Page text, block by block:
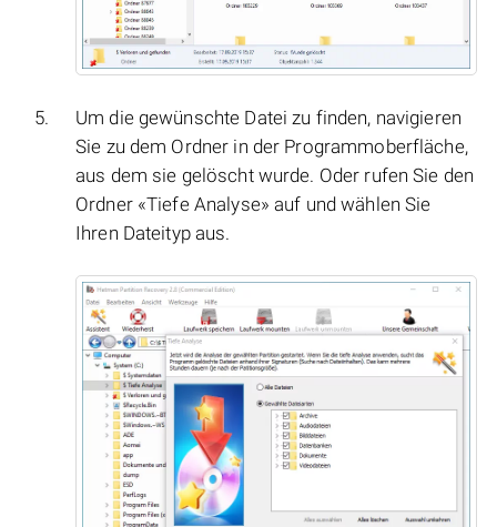
Um die gewünschte Datei zu finden, navigieren
Sie zu dem Ordner in der Programmoberfläche,
aus dem sie gelöscht wurde. Oder rufen Sie den
Ordner «Tiefe Analyse» auf und wählen Sie
Ihren Dateityp aus.